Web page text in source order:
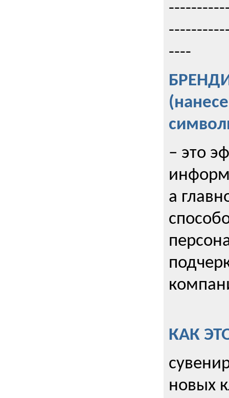
----
– это
а
КАК
новых